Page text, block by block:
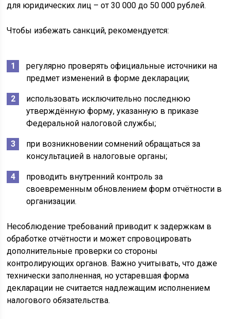
для юридических лиц – от 30 000 до 50 000 рублей.
Чтобы избежать санкций, рекомендуется:
регулярно проверять официальные источники на
предмет изменений в форме декларации;
использовать исключительно последнюю
утверждённую форму, указанную в приказе
Федеральной налоговой службы;
при возникновении сомнений обращаться за
консультацией в налоговые органы;
проводить внутренний контроль за
своевременным обновлением форм отчётности в
организации.
Несоблюдение требований приводит к задержкам в
обработке отчётности и может спровоцировать
дополнительные проверки со стороны
контролирующих органов. Важно учитывать, что даже
технически заполненная, но устаревшая форма
декларации не считается надлежащим исполнением
налогового обязательства.